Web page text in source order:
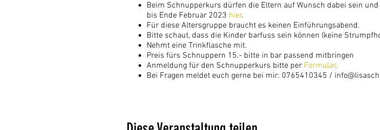
Beim Schnupperkurs dürfen die Eltern auf Wunsch dabei sein
bis Ende Februar 2023 hier.
Für diese Altersgruppe braucht es keinen Einführungsabend.
Bitte schaut, dass die Kinder barfuss sein können (keine
Nehmt eine Trinkflasche mit.
Preis fürs Schnuppern 15.- bitte in bar passend mitbringen
Anmeldung für den Schnupperkurs bitte per Formular.
Bei Fragen meldet euch gerne bei mir: 0765410345 /